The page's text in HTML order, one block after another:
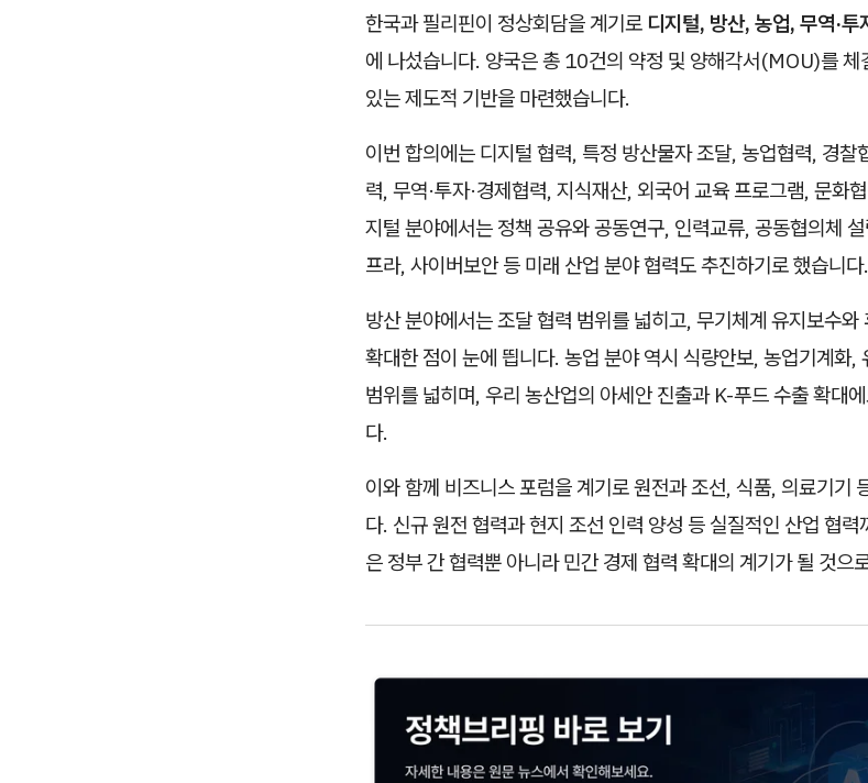
한국과 필리핀이 정상회담을 계기로 디지털, 방산, 농업, 무역·
에 나섰습니다. 양국은 총 10건의 약정 및 양해각서(MOU)를 체
있는 제도적 기반을 마련했습니다.
이번 합의에는 디지털 협력, 특정 방산물자 조달, 농업협력, 경찰
력, 무역·투자·경제협력, 지식재산, 외국어 교육 프로그램, 문화
지털 분야에서는 정책 공유와 공동연구, 인력교류, 공동협의체
프라, 사이버보안 등 미래 산업 분야 협력도 추진하기로 했습니다.
방산 분야에서는 조달 협력 범위를 넓히고, 무기체계 유지보수
확대한 점이 눈에 띕니다. 농업 분야 역시 식량안보, 농업기계화,
범위를 넓히며, 우리 농산업의 아세안 진출과 K-푸드 수출 확대
다.
이와 함께 비즈니스 포럼을 계기로 원전과 조선, 식품, 의료기기
다. 신규 원전 협력과 현지 조선 인력 양성 등 실질적인 산업 협
은 정부 간 협력뿐 아니라 민간 경제 협력 확대의 계기가 될 것으